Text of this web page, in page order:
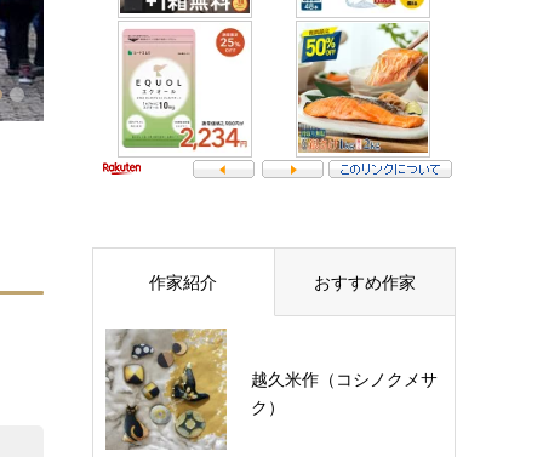
作家紹介 おすすめ作家
越久米作（コシノクメサ
ク）